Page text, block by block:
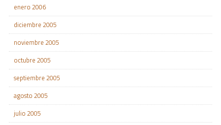
enero 2006
diciembre 2005
noviembre 2005
octubre 2005
septiembre 2005
agosto 2005
julio 2005